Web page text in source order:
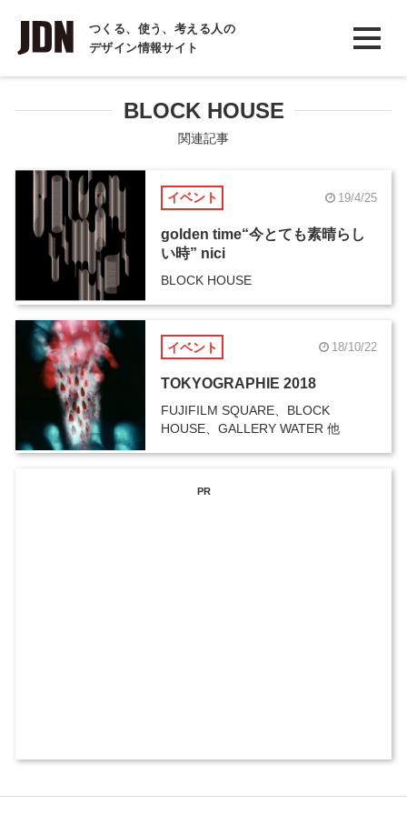
つくる、使う、考える人の
デザイン情報サイト
INTERVIEW
インタビュー
REPORT
COLUMN
コラム
BLOCK HOUSE
関連記事
イベント 19/4/25
golden time“今とても素晴らし
い時” nici
BLOCK HOUSE
イベント 18/10/22
TOKYOGRAPHIE 2018
FUJIFILM SQUARE、BLOCK
HOUSE、GALLERY WATER 他
PR